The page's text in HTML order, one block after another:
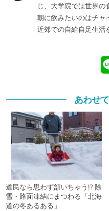
じ、大学院では世界の
朝に飲みたいのはチャ
近郊での自給自足生活
あわせ
道民なら思わず頷いちゃう!? 除
雪・路面凍結にまつわる「北海
道の冬あるある」